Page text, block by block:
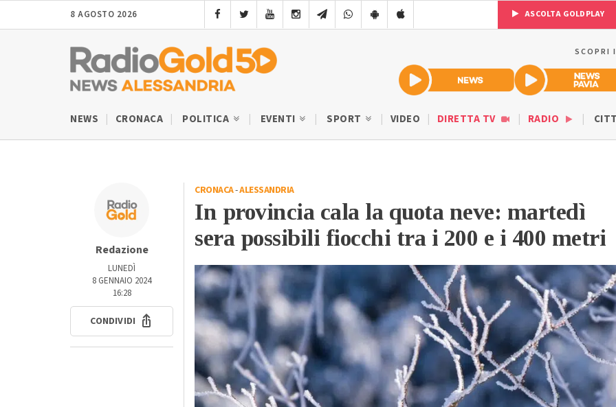
8 AGOSTO 2026 ASCOLTA GOLDPLAY
SCOPRI
NEWS CRONACA POLITICA EVENTI SPORT VIDEO DIRETTA TV RADIO
Redazione
LUNEDÌ
8 GENNAIO 2024
16:28
CONDIVIDI
CRONACA-ALESSANDRIA
In provincia cala la quota neve: martedì
sera possibili fiocchi tra i 200 e i 400 metri